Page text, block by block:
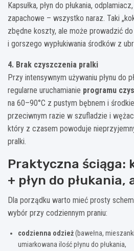
Kapsułka, płyn do płukania,
zapachowe – wszystko naraz. Taki
zbędne koszty, ale może prowadzić
i gorszego wypłukiwania środków z
4. Brak czyszczenia pralki
Przy intensywnym używaniu płynu do
regularne uruchamianie programu
na 60–90°C z pustym bębnem i
przeciwnym razie w szufladzie i
który z czasem powoduje
pralki.
Praktyczna ściąga:
+ płyn do płukania,
Dla porządku warto mieć prosty
wybór przy codziennym praniu:
codzienna odzież(bawełna,
umiarkowana ilość płynu do płukania,